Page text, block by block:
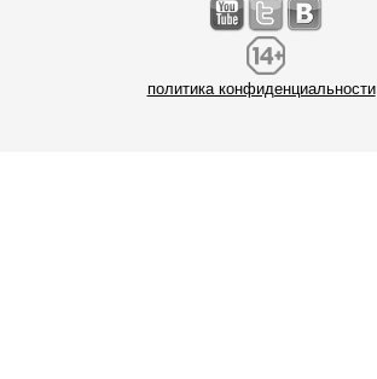
политика конфиденциальности